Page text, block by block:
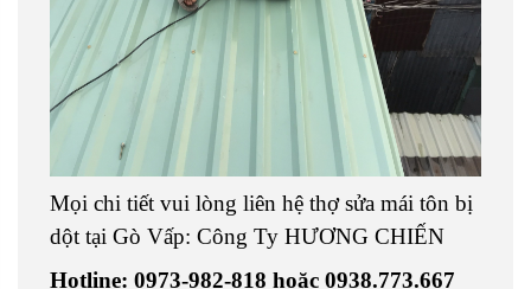
Mọi chi tiết vui lòng liên hệ thợ sửa mái tôn bị
dột tại Gò Vấp: Công Ty HƯƠNG CHIẾN
Hotline: 0973-982-818 hoặc 0938.773.667